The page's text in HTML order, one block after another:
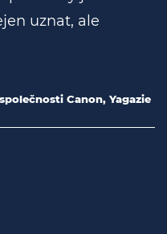
uznat, ale
Canon, Yagazie